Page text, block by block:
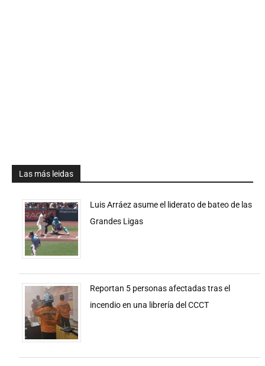
Las más leidas
Luis Arráez asume el liderato de bateo de las
Grandes Ligas
Reportan 5 personas afectadas tras el
incendio en una librería del CCCT